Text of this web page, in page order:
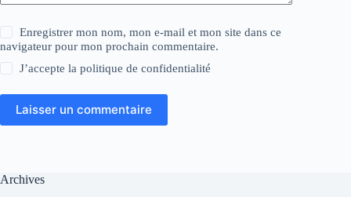
Enregistrer mon nom, mon e-mail et mon site dans ce
navigateur pour mon prochain commentaire.
J’accepte lapolitique de confidentialité
Laisser un commentaire
Archives